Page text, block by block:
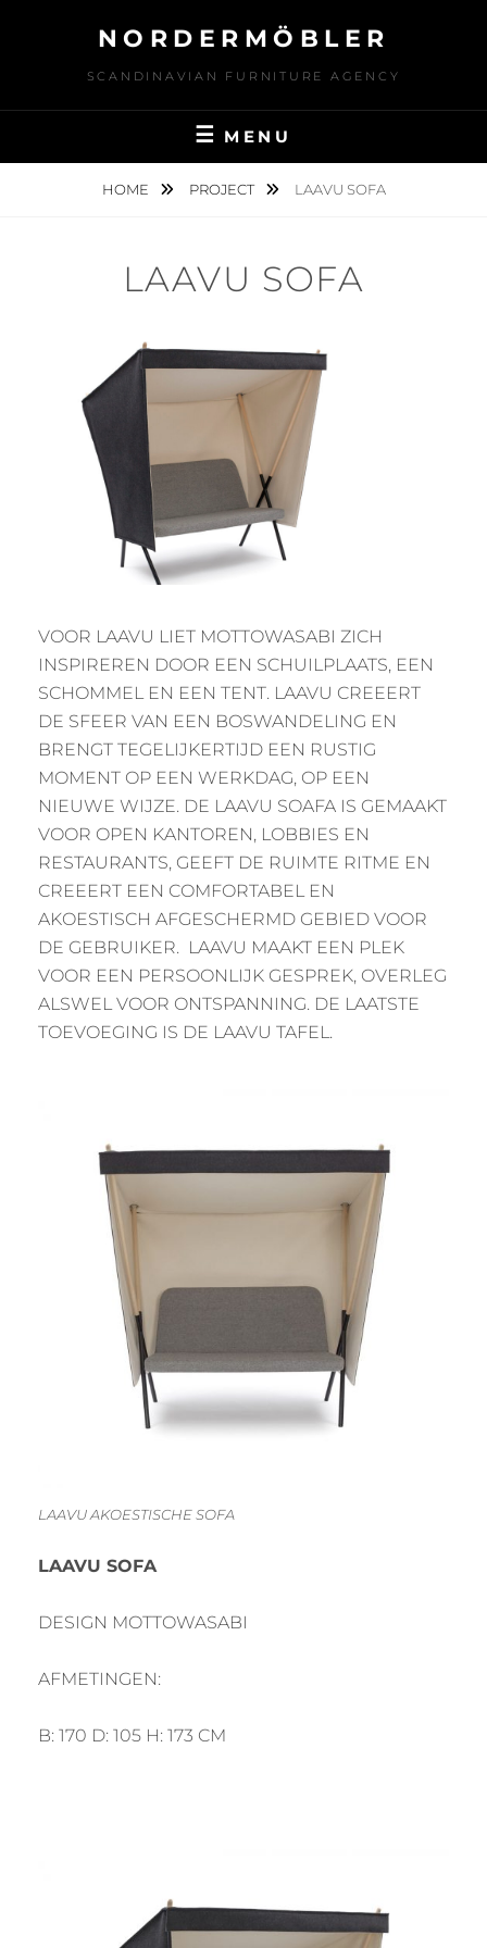
NORDERMÖBLER
SCANDINAVIAN FURNITURE AGENCY
MENU
HOME PROJECT LAAVU SOFA
LAAVU SOFA
VOOR LAAVU LIET MOTTOWASABI ZICH
INSPIREREN DOOR EEN SCHUILPLAATS, EEN
SCHOMMEL EN EEN TENT. LAAVU CREEERT
DE SFEER VAN EEN BOSWANDELING EN
BRENGT TEGELIJKERTIJD EEN RUSTIG
MOMENT OP EEN WERKDAG, OP EEN
NIEUWE WIJZE. DE LAAVU SOAFA IS GEMAAKT
VOOR OPEN KANTOREN, LOBBIES EN
RESTAURANTS, GEEFT DE RUIMTE RITME EN
CREEERT EEN COMFORTABEL EN
AKOESTISCH AFGESCHERMD GEBIED VOOR
DE GEBRUIKER. LAAVU MAAKT EEN PLEK
VOOR EEN PERSOONLIJK GESPREK, OVERLEG
ALSWEL VOOR ONTSPANNING. DE LAATSTE
TOEVOEGING IS DE LAAVU TAFEL.
LAAVU AKOESTISCHE SOFA
LAAVU SOFA
DESIGN MOTTOWASABI
AFMETINGEN:
B: 170 D: 105 H: 173 CM